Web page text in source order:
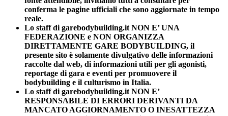
conferma le pagine ufficiali che sono aggiornate in tempo
reale.
Lo staff di garebodybuilding.it NON E’ UNA
FEDERAZIONE e NON ORGANIZZA
DIRETTAMENTE GARE BODYBUILDING, il
presente sito è solamente divulgativo delle informazioni
raccolte dal web, di informazioni utili per gli agonisti,
reportage di gara e eventi per promuovere il
bodybuilding e il culturismo in Italia.
Lo staff di garebodybuilding.it NON E’
RESPONSABILE DI ERRORI DERIVANTI DA
MANCATO AGGIORNAMENTO O INESATTEZZA